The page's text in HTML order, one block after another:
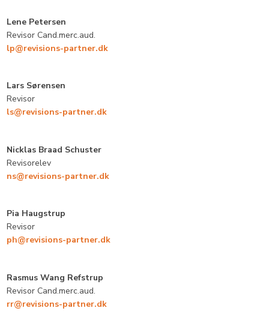
Lene Petersen​
Revisor Cand.merc.aud.
lp@revisions-partner.dk​
Lars Sørensen​
Revisor
ls@revisions-partner.dk​
Nicklas Braad Schuster
​Revisorelev
ns@revisions-partner.dk
Pia Haugstrup​
Revisor
ph@revisions-partner.dk​
Rasmus Wang Refstrup
Revisor Cand.merc.aud.
rr@revisions-partner.dk